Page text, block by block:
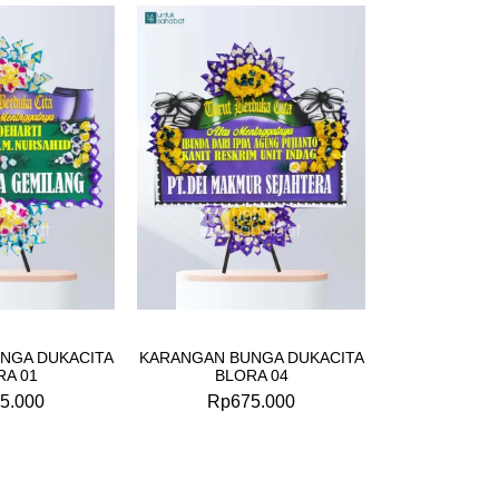
DUKACITA
01
KARANGAN BUNGA DUKACITA
BLORA 04
Rp675.000